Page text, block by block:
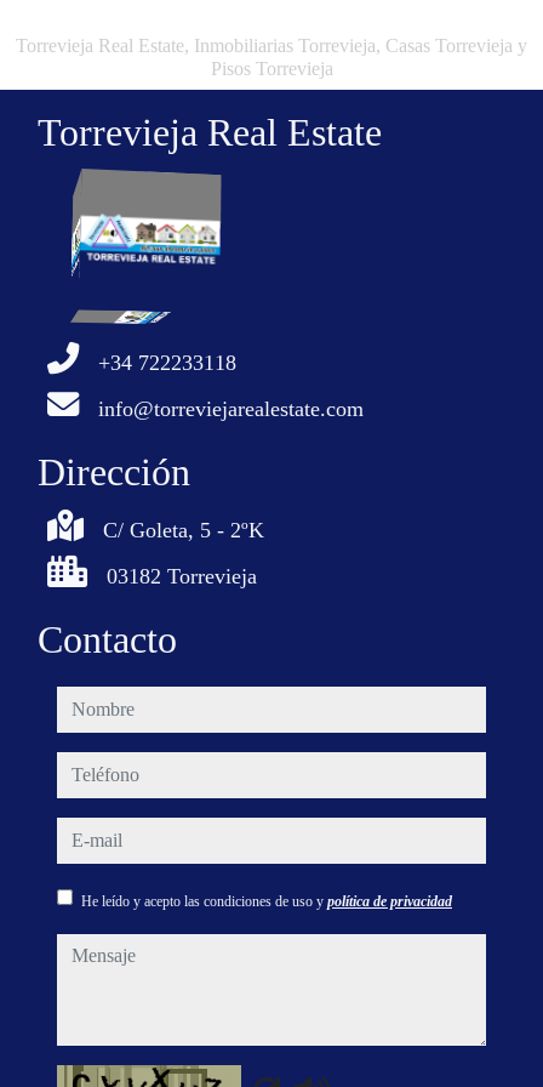
Torrevieja Real Estate, Inmobiliarias Torrevieja, Casas Torrevieja y
Pisos Torrevieja
Torrevieja Real Estate
+34 722233118
info@torreviejarealestate.com
Dirección
C/ Goleta, 5 - 2ºK
03182 Torrevieja
Contacto
nombre
teléfono
e-mail
He leído y acepto las condiciones de uso y política de privacidad
mensaje
Captcha